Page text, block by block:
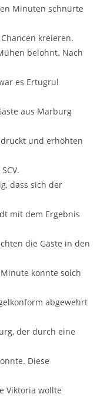
Minuten schnürte
kreieren.
belohnt. Nach
es Ertugrul
aus Marburg
und erhöhten
dass sich der
mit dem Ergebnis
die Gäste in den
konnte solch
abgewehrt
der durch eine
Diese
Viktoria wollte